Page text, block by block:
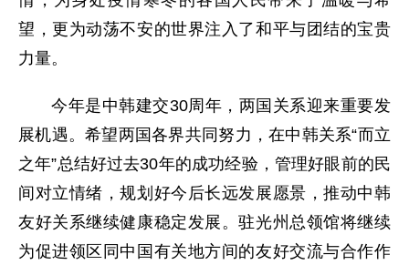
望，更为动荡不安的世界注入了和平与团结的宝贵
力量。
今年是中韩建交30周年，两国关系迎来重要发
展机遇。希望两国各界共同努力，在中韩关系“而立
之年”总结好过去30年的成功经验，管理好眼前的民
间对立情绪，规划好今后长远发展愿景，推动中韩
友好关系继续健康稳定发展。驻光州总领馆将继续
为促进领区同中国有关地方间的友好交流与合作作